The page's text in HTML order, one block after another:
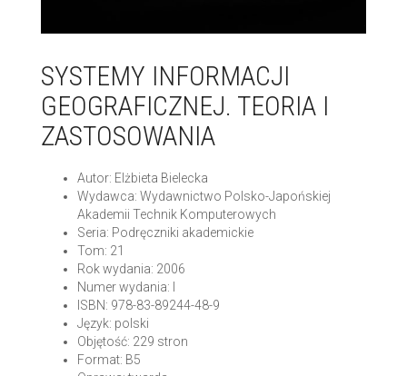
SYSTEMY INFORMACJI
GEOGRAFICZNEJ. TEORIA I
ZASTOSOWANIA
Autor: Elżbieta Bielecka
Wydawca: Wydawnictwo Polsko-Japońskiej
Akademii Technik Komputerowych
Seria: Podręczniki akademickie
Tom: 21
Rok wydania: 2006
Numer wydania: I
ISBN: 978-83-89244-48-9
Język: polski
Objętość: 229 stron
Format: B5